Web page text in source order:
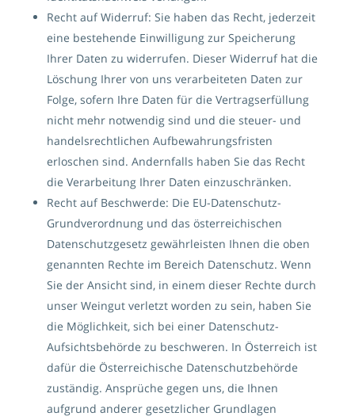
Recht auf Widerruf: Sie haben das Recht, jederzeit
eine bestehende Einwilligung zur Speicherung
Ihrer Daten zu widerrufen. Dieser Widerruf hat die
Löschung Ihrer von uns verarbeiteten Daten zur
Folge, sofern Ihre Daten für die Vertragserfüllung
nicht mehr notwendig sind und die steuer- und
handelsrechtlichen Aufbewahrungsfristen
erloschen sind. Andernfalls haben Sie das Recht
die Verarbeitung Ihrer Daten einzuschränken.
Recht auf Beschwerde: Die EU-Datenschutz-
Grundverordnung und das österreichischen
Datenschutzgesetz gewährleisten Ihnen die oben
genannten Rechte im Bereich Datenschutz. Wenn
Sie der Ansicht sind, in einem dieser Rechte durch
unser Weingut verletzt worden zu sein, haben Sie
die Möglichkeit, sich bei einer Datenschutz-
Aufsichtsbehörde zu beschweren. In Österreich ist
dafür die Österreichische Datenschutzbehörde
zuständig. Ansprüche gegen uns, die Ihnen
aufgrund anderer gesetzlicher Grundlagen